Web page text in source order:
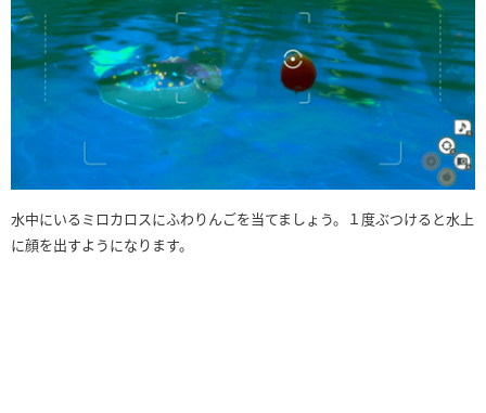
水中にいるミロカロスにふわりんごを当てましょう。１度ぶつけると水上
に顔を出すようになります。